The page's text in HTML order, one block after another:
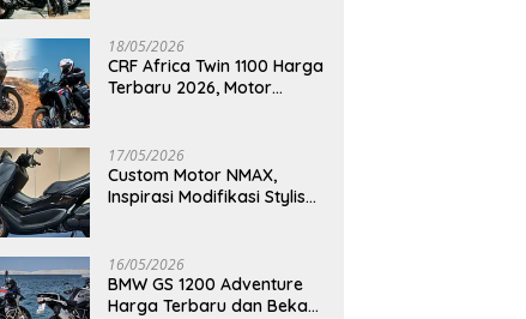
18/05/2026
CRF Africa Twin 1100 Harga
Terbaru 2026, Motor
17/05/2026
Custom Motor NMAX,
Inspirasi Modifikasi Stylish
16/05/2026
BMW GS 1200 Adventure
Harga Terbaru dan Bekas,